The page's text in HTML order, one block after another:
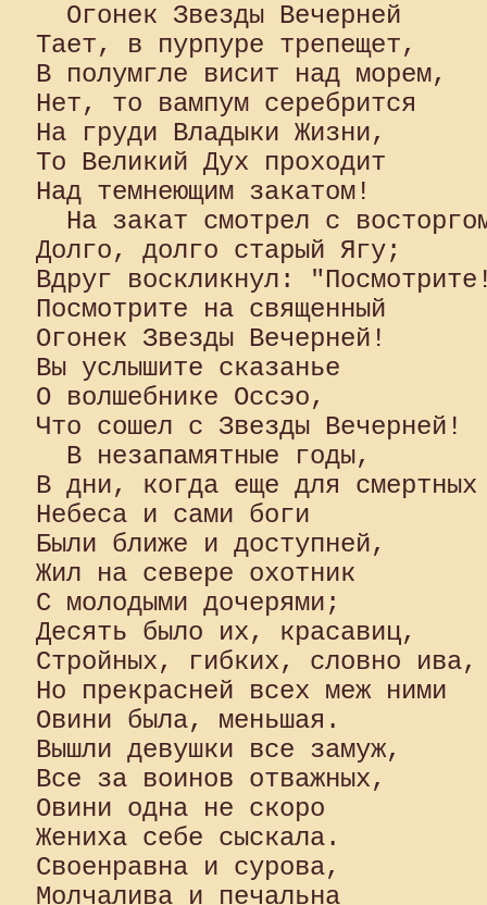
  Огонек Звезды Вечерней
Тает, в пурпуре трепещет,
В полумгле висит над морем,
Нет, то вампум серебрится
На груди Владыки Жизни,
То Великий Дух проходит
Над темнеющим закатом!
На закат смотрел с
Долго, долго старый Ягу;
Вдруг воскликнул:
Посмотрите на священный
Огонек Звезды Вечерней!
Вы услышите сказанье
О волшебнике Оссэо,
Что сошел с Звезды Вечерней!
  В незапамятные годы,
В дни, когда еще для
Небеса и сами боги
Были ближе и доступней,
Жил на севере охотник
С молодыми дочерями;
Десять было их, красавиц,
Стройных, гибких, словно
Но прекрасней всех меж ними
Овини была, меньшая.
Вышли девушки все замуж,
Все за воинов отважных,
Овини одна не скоро
Жениха себе сыскала.
Своенравна и сурова,
Молчалива и печальна